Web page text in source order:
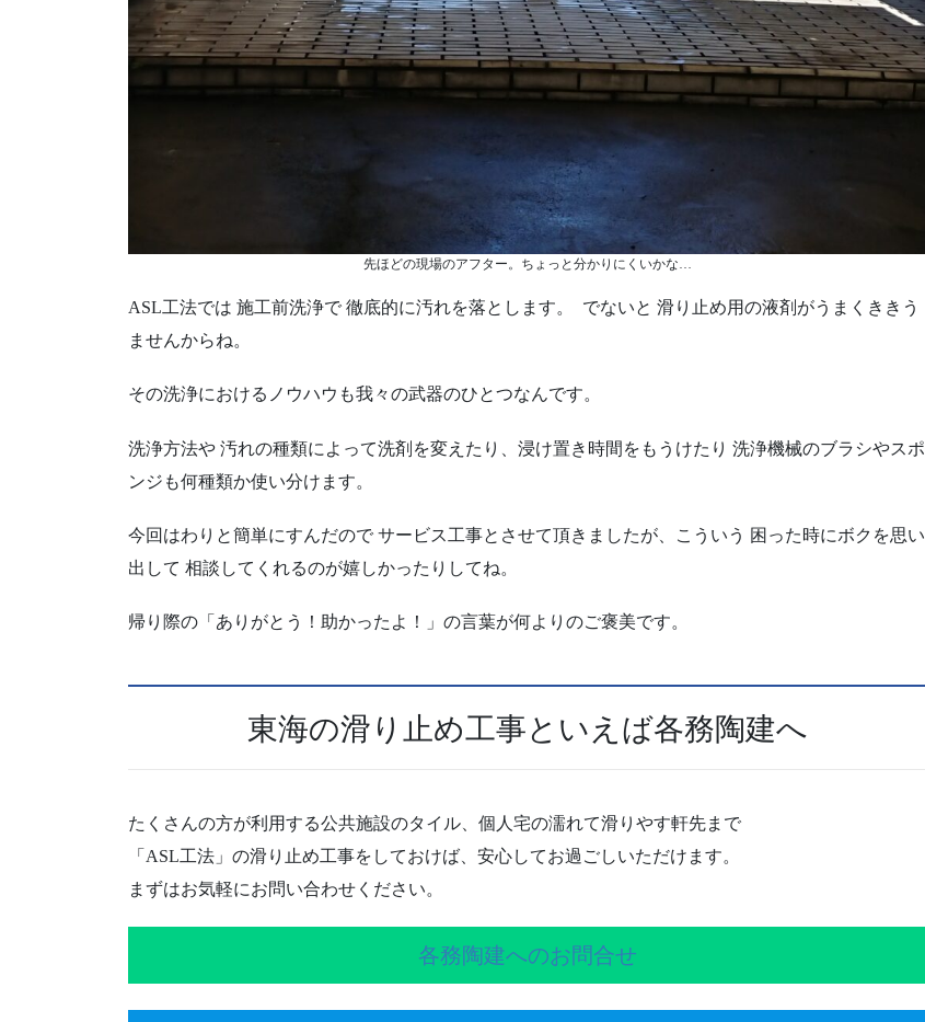
先ほどの現場のアフター。ちょっと分かりにくいかな…
ASL工法では 施工前洗浄で 徹底的に汚れを落とします。 でないと 滑り止め用の液剤がうまくききう
ませんからね。
その洗浄におけるノウハウも我々の武器のひとつなんです。
洗浄方法や 汚れの種類によって洗剤を変えたり、浸け置き時間をもうけたり 洗浄機械のブラシやスポ
ンジも何種類か使い分けます。
今回はわりと簡単にすんだので サービス工事とさせて頂きましたが、こういう 困った時にボクを思い
出して 相談してくれるのが嬉しかったりしてね。
帰り際の「ありがとう！助かったよ！」の言葉が何よりのご褒美です。
東海の滑り止め工事といえば各務陶建へ
たくさんの方が利用する公共施設のタイル、個人宅の濡れて滑りやす軒先まで
「ASL工法」の滑り止め工事をしておけば、安心してお過ごしいただけます。
まずはお気軽にお問い合わせください。
各務陶建へのお問合せ